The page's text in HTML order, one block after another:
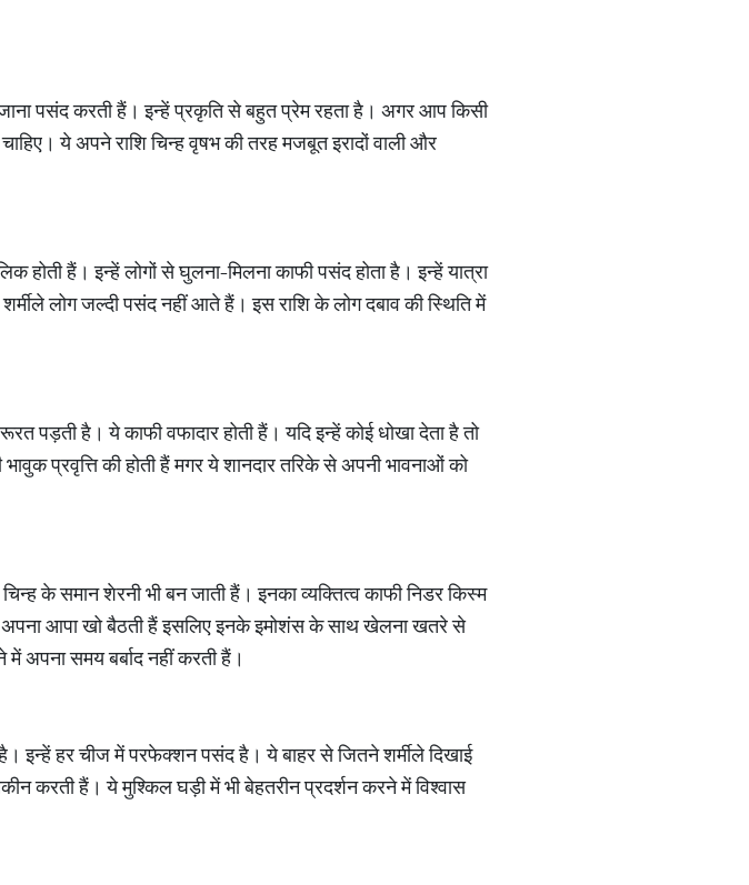
पसंद करती हैं। इन्हें प्रकृति से बहुत प्रेम रहता है। अगर आप किसी
ये अपने राशि चिन्ह वृषभ की तरह मजबूत इरादों वाली और
होती हैं। इन्हें लोगों से घुलना-मिलना काफी पसंद होता है। इन्हें यात्रा
लोग जल्दी पसंद नहीं आते हैं। इस राशि के लोग दबाव की स्थिति में
पड़ती है। ये काफी वफादार होती हैं। यदि इन्हें कोई धोखा देता है तो
प्रवृत्ति की होती हैं मगर ये शानदार तरिके से अपनी भावनाओं को
के समान शेरनी भी बन जाती हैं। इनका व्यक्तित्व काफी निडर किस्म
अपना आपा खो बैठती हैं इसलिए इनके इमोशंस के साथ खेलना खतरे से
अपना समय बर्बाद नहीं करती हैं।
इन्हें हर चीज में परफेक्शन पसंद है। ये बाहर से जितने शर्मीले दिखाई
करती हैं। ये मुश्किल घड़ी में भी बेहतरीन प्रदर्शन करने में विश्वास